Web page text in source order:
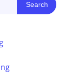
Search